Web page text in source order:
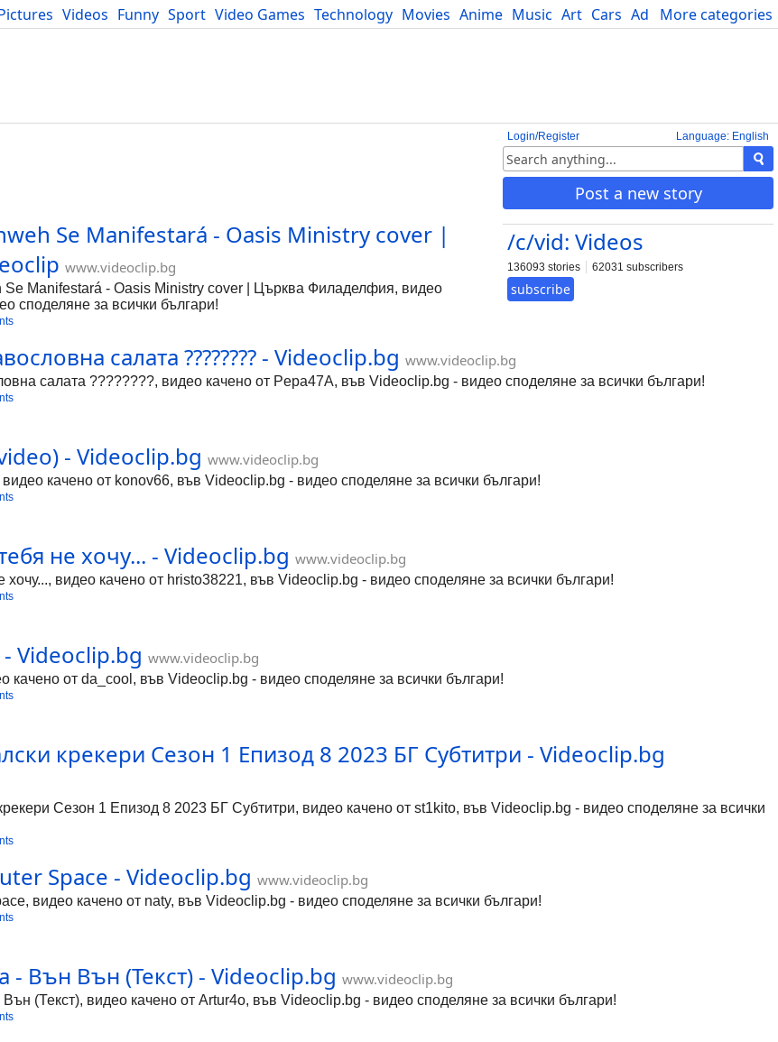
More categories
Videos Funny Sport Video Games Technology Movies Anime Music Art Cars Advice Science
Blog
Language: English
Login/Register
Post a new story
/c/vid: Videos
136093 stories 62031 subscribers
subscribe
Se Manifestará - Oasis Ministry cover |
www.videoclip.bg
Manifestará - Oasis Ministry cover | Църква Филаделфия, видео
споделяне за всички българи!
салата ???????? - Videoclip.bg www.videoclip.bg
салата ????????, видео качено от Pepa47A, във Videoclip.bg - видео споделяне за всички българи!
- Videoclip.bg www.videoclip.bg
качено от konov66, във Videoclip.bg - видео споделяне за всички българи!
не хочу... - Videoclip.bg www.videoclip.bg
видео качено от hristo38221, във Videoclip.bg - видео споделяне за всички българи!
Videoclip.bg www.videoclip.bg
от da_cool, във Videoclip.bg - видео споделяне за всички българи!
крекери Сезон 1 Епизод 8 2023 БГ Субтитри - Videoclip.bg
Сезон 1 Епизод 8 2023 БГ Субтитри, видео качено от st1kito, във Videoclip.bg - видео споделяне за всички
Space - Videoclip.bg www.videoclip.bg
видео качено от naty, във Videoclip.bg - видео споделяне за всички българи!
- Вън Вън (Текст) - Videoclip.bg www.videoclip.bg
(Текст), видео качено от Artur4o, във Videoclip.bg - видео споделяне за всички българи!